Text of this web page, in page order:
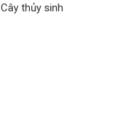
Cây thủy sinh